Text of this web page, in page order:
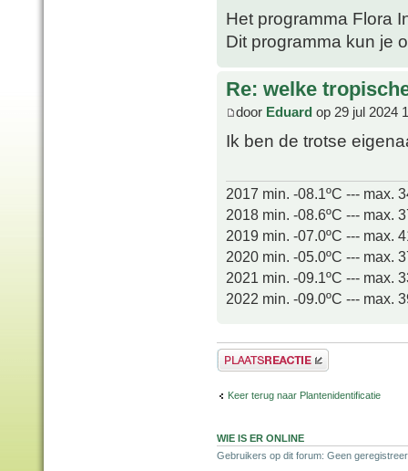
Het programma Flora
Dit programma kun je
Re: welke
door Eduard op 29 jul 2024
Ik ben de trotse
2017 min. -08.1ºC --- max.
2018 min. -08.6ºC --- max.
2019 min. -07.0ºC --- max.
2020 min. -05.0ºC --- max.
2021 min. -09.1ºC --- max.
2022 min. -09.0ºC --- max.
Plaats een reactie
Keer terug naar Plantenidentificatie
WIE IS ER ONLINE
Gebruikers op dit forum: Geen